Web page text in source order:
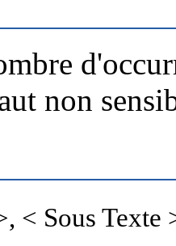
non
< Sous Texte